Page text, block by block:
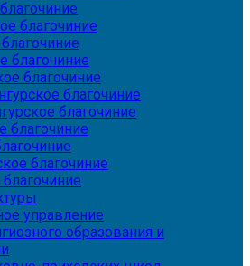
благочиние
благочиние
благочиние
благочиние
благочиние
благочиние
благочиние
управление
образования и